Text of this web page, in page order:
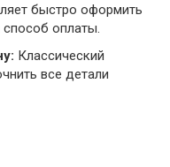
быстро оформить
оплаты.
Классический
все детали